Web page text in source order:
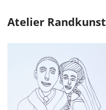
Atelier Randkunst